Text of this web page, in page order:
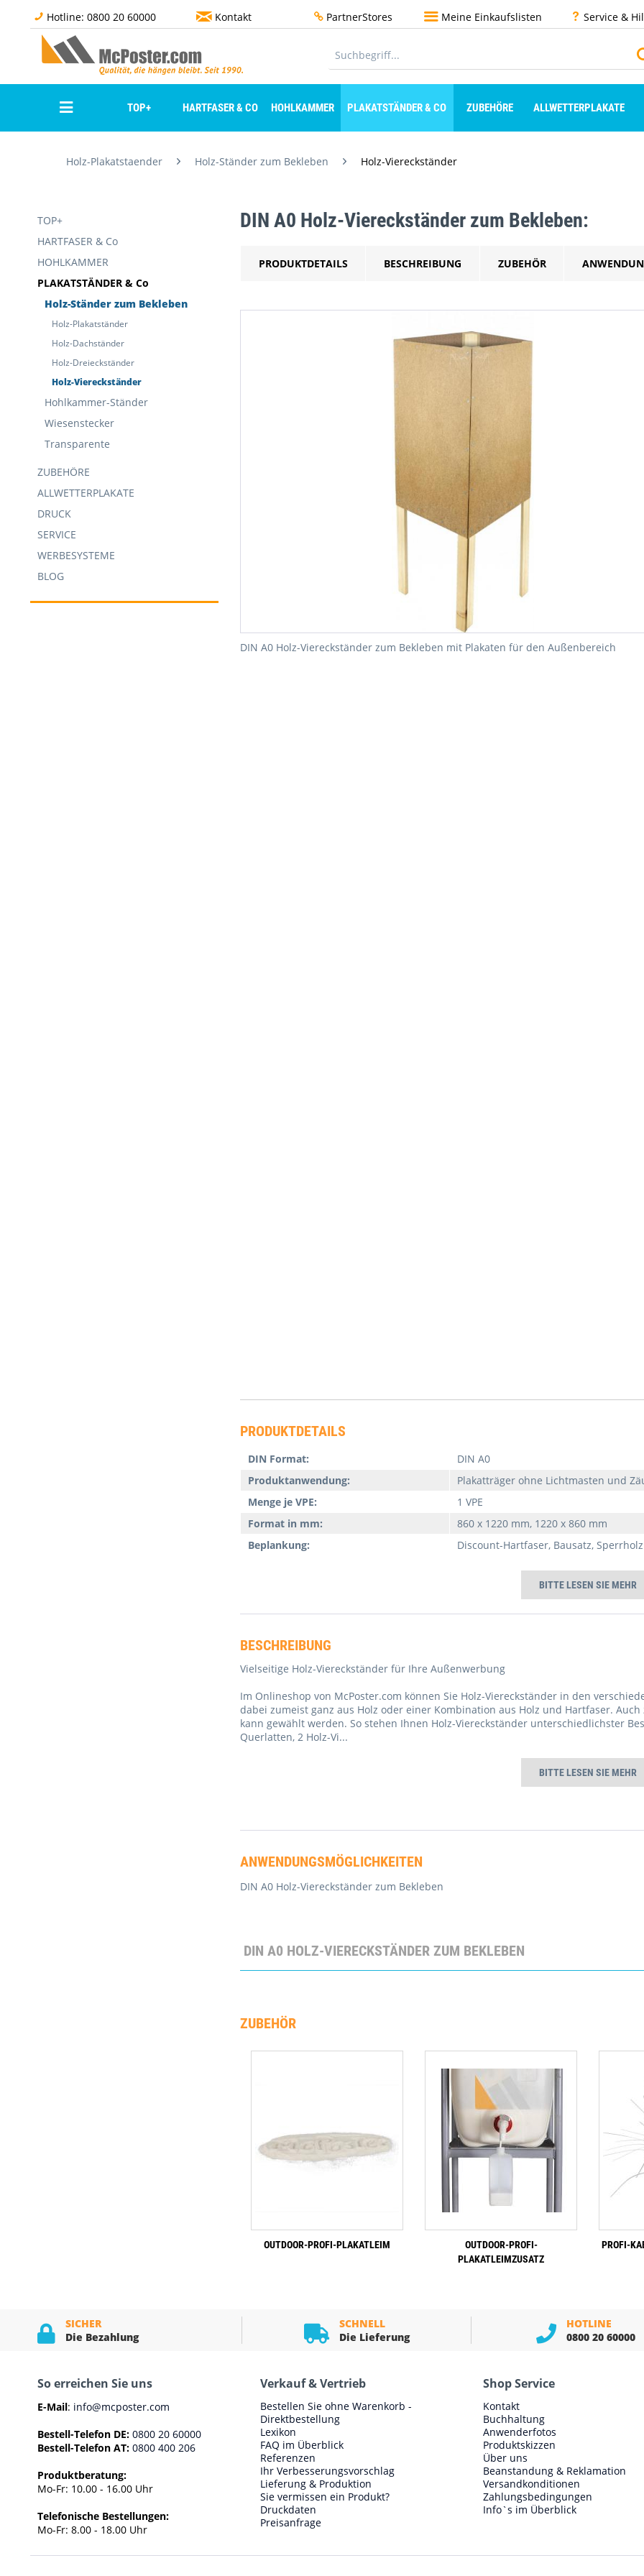
Hotline: 0800 20 60000 Kontakt PartnerStores Meine Einkaufslisten Service &
TOP+ HARTFASER & CO HOHLKAMMER PLAKATSTÄNDER & CO ZUBEHÖRE ALLWETTERPLAKATE
Holz-Plakatstaender Holz-Ständer zum Bekleben Holz-Viereckständer
TOP+
HARTFASER & Co
HOHLKAMMER
PLAKATSTÄNDER & Co
Holz-Ständer zum Bekleben
Holz-Plakatständer
Holz-Dachständer
Holz-Dreieckständer
Holz-Viereckständer
Hohlkammer-Ständer
Wiesenstecker
Transparente
ZUBEHÖRE
ALLWETTERPLAKATE
DRUCK
SERVICE
WERBESYSTEME
BLOG
DIN A0 Holz-Viereckständer zum Bekleben:
PRODUKTDETAILS BESCHREIBUNG ZUBEHÖR
DIN A0 Holz-Viereckständer zum Bekleben mit Plakaten für den Außenbereich
PRODUKTDETAILS
DIN Format:
DIN A0
Produktanwendung:
Plakatträger ohne Lichtmasten und
Menge je VPE:
1 VPE
Format in mm:
860 x 1220 mm, 1220 x 860 mm
Beplankung:
Discount-Hartfaser, Bausatz,
BITTE LESEN SIE MEHR
BESCHREIBUNG
Vielseitige Holz-Viereckständer für Ihre Außenwerbung
Im Onlineshop von McPoster.com können Sie Holz-Viereckständer in den
dabei zumeist ganz aus Holz oder einer Kombination aus Holz und Hartfaser.
kann gewählt werden. So stehen Ihnen Holz-Viereckständer unterschiedlichster
Querlatten, 2 Holz-Vi...
BITTE LESEN SIE MEHR
ANWENDUNGSMÖGLICHKEITEN
DIN A0 Holz-Viereckständer zum Bekleben
DIN A0 HOLZ-VIERECKSTÄNDER ZUM BEKLEBEN
ZUBEHÖR
OUTDOOR-PROFI-PLAKATLEIM
OUTDOOR-PROFI-
PLAKATLEIMZUSATZ
PROFI-
SICHER
Die Bezahlung
SCHNELL
Die Lieferung
HOTLINE
0800 20 60000
So erreichen Sie uns
E-Mail: info@mcposter.com
Bestell-Telefon DE: 0800 20 60000
Bestell-Telefon AT: 0800 400 206
Produktberatung:
Mo-Fr: 10.00 - 16.00 Uhr
Telefonische Bestellungen:
Mo-Fr: 8.00 - 18.00 Uhr
Verkauf & Vertrieb
Bestellen Sie ohne Warenkorb -
Direktbestellung
Lexikon
FAQ im Überblick
Referenzen
Ihr Verbesserungsvorschlag
Lieferung & Produktion
Sie vermissen ein Produkt?
Druckdaten
Preisanfrage
Shop Service
Kontakt
Buchhaltung
Anwenderfotos
Produktskizzen
Über uns
Beanstandung & Reklamation
Versandkonditionen
Zahlungsbedingungen
Info`s im Überblick